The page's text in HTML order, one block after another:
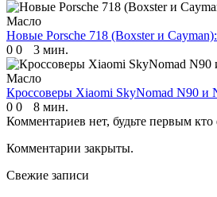
Масло
Новые Porsche 718 (Boxster и
0 0 3 мин.
Масло
Кроссоверы Xiaomi SkyNomad N90 и
0 0
8 мин.
Комментариев нет, будьте первым кто
Комментарии закрыты.
Свежие записи